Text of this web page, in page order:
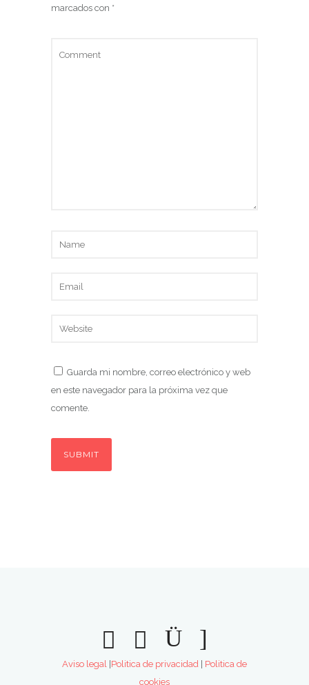
marcados con *
Guarda mi nombre, correo electrónico y web
en este navegador para la próxima vez que
comente.
Aviso legal |Politica de privacidad | Politica de
cookies